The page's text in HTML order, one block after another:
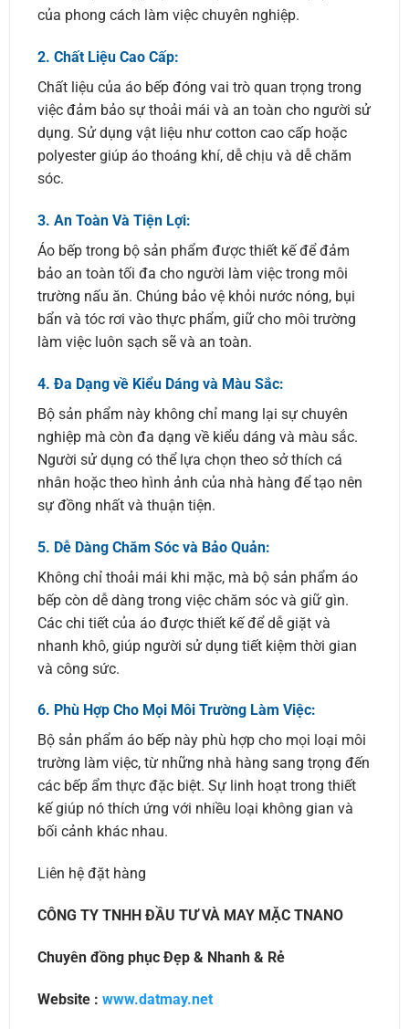
của phong cách làm việc chuyên nghiệp.
2. Chất Liệu Cao Cấp:
Chất liệu của áo bếp đóng vai trò quan trọng trong
việc đảm bảo sự thoải mái và an toàn cho người sử
dụng. Sử dụng vật liệu như cotton cao cấp hoặc
polyester giúp áo thoáng khí, dễ chịu và dễ chăm
sóc.
3. An Toàn Và Tiện Lợi:
Áo bếp trong bộ sản phẩm được thiết kế để đảm
bảo an toàn tối đa cho người làm việc trong môi
trường nấu ăn. Chúng bảo vệ khỏi nước nóng, bụi
bẩn và tóc rơi vào thực phẩm, giữ cho môi trường
làm việc luôn sạch sẽ và an toàn.
4. Đa Dạng về Kiểu Dáng và Màu Sắc:
Bộ sản phẩm này không chỉ mang lại sự chuyên
nghiệp mà còn đa dạng về kiểu dáng và màu sắc.
Người sử dụng có thể lựa chọn theo sở thích cá
nhân hoặc theo hình ảnh của nhà hàng để tạo nên
sự đồng nhất và thuận tiện.
5. Dễ Dàng Chăm Sóc và Bảo Quản:
Không chỉ thoải mái khi mặc, mà bộ sản phẩm áo
bếp còn dễ dàng trong việc chăm sóc và giữ gìn.
Các chi tiết của áo được thiết kế để dễ giặt và
nhanh khô, giúp người sử dụng tiết kiệm thời gian
và công sức.
6. Phù Hợp Cho Mọi Môi Trường Làm Việc:
Bộ sản phẩm áo bếp này phù hợp cho mọi loại môi
trường làm việc, từ những nhà hàng sang trọng đến
các bếp ẩm thực đặc biệt. Sự linh hoạt trong thiết
kế giúp nó thích ứng với nhiều loại không gian và
bối cảnh khác nhau.
Liên hệ đặt hàng
CÔNG TY TNHH ĐẦU TƯ VÀ MAY MẶC TNANO
Chuyên đồng phục Đẹp & Nhanh & Rẻ
Website : www.datmay.net